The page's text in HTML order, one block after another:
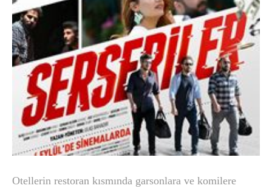
Otellerin restoran kısmında garsonlara ve komilere